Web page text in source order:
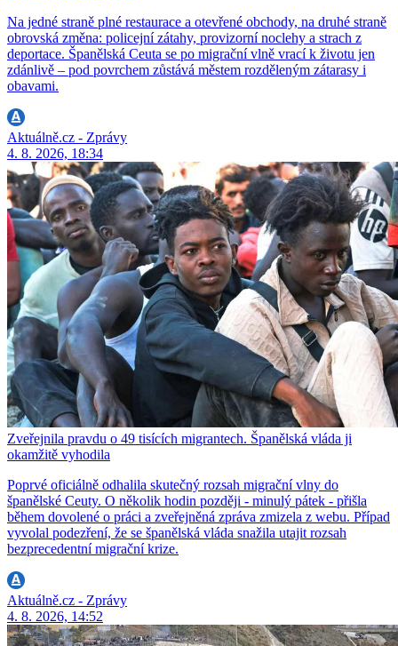
Na jedné straně plné restaurace a otevřené obchody, na druhé straně
obrovská změna: policejní zátahy, provizorní noclehy a strach z
deportace. Španělská Ceuta se po migrační vlně vrací k životu jen
zdánlivě – pod povrchem zůstává městem rozděleným zátarasy i
obavami.
Aktuálně.cz - Zprávy
4. 8. 2026, 18:34
Zveřejnila pravdu o 49 tisících migrantech. Španělská vláda ji
okamžitě vyhodila
Poprvé oficiálně odhalila skutečný rozsah migrační vlny do
španělské Ceuty. O několik hodin později - minulý pátek - přišla
během dovolené o práci a zveřejněná zpráva zmizela z webu. Případ
vyvolal podezření, že se španělská vláda snažila utajit rozsah
bezprecedentní migrační krize.
Aktuálně.cz - Zprávy
4. 8. 2026, 14:52